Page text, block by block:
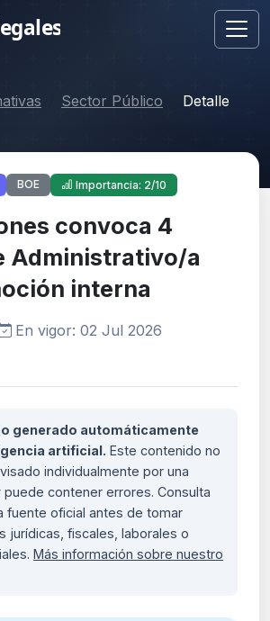
Sector Público Detalle
BOE Importancia: 2/10
convoca 4
Administrativo/a
interna
En vigor: 02 Jul 2026
generado automáticamente
artificial. Este contenido no
individualmente por una
puede contener errores. Consulta
fuente oficial antes de tomar
jurídicas, fiscales, laborales o
Más información sobre nuestro